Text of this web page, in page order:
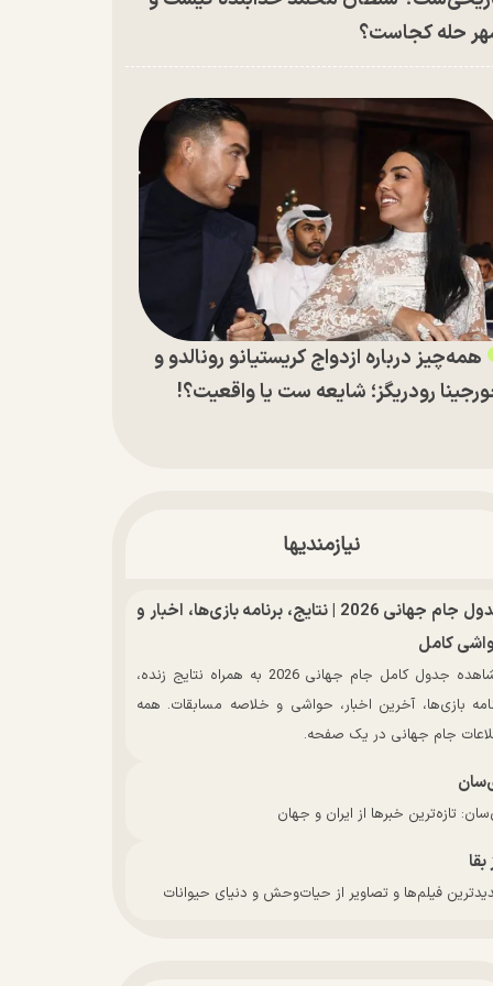
حله کجاست؟
همه‌چیز درباره ازدواج کریستیانو رونالدو و
رودریگز؛ شایعه ست یا واقعیت؟!
نیازمندیها
جدول جام جهانی 2026 | نتایج، برنامه بازی‌ها، اخبار و
کامل
مشاهده جدول کامل جام جهانی 2026 به همراه نتایج زنده،
بازی‌ها، آخرین اخبار، حواشی و خلاصه مسابقات. همه
جام جهانی در یک صفحه.
تازه‌ترین خبرها از ایران و جهان
بقا
فیلم‌ها و تصاویر از حیات‌وحش و دنیای حیوانات